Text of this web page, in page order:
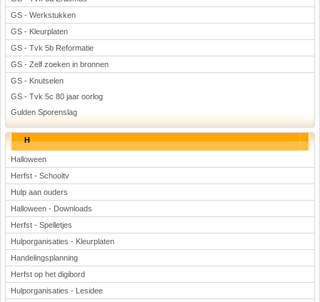
GS - Werkstukken
GS - Kleurplaten
GS - Tvk 5b Reformatie
GS - Zelf zoeken in bronnen
GS - Knutselen
GS - Tvk 5c 80 jaar oorlog
Gulden Sporenslag
H
Halloween
Herfst - Schooltv
Hulp aan ouders
Halloween - Downloads
Herfst - Spelletjes
Hulporganisaties - Kleurplaten
Handelingsplanning
Herfst op het digibord
Hulporganisaties - Lesidee